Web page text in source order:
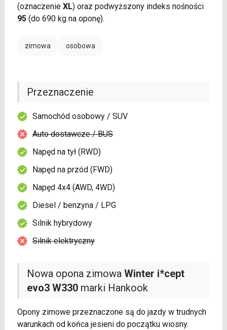
(oznaczenie XL) oraz podwyższony indeks nośności
95(do 690 kg na oponę).
zimowa osobowa
Nowa opona zimowa Winter i*cept
evo3 W330marki Hankook
Opony zimowe przeznaczone są do jazdy w trudnych
warunkach od końca jesieni do początku wiosny.
Przeznaczenie
Samochód osobowy / SUV
Auto dostawcze / BUS
Napęd na tył (RWD)
Napęd na przód (FWD)
Napęd 4x4 (AWD, 4WD)
Diesel / benzyna / LPG
Silnik hybrydowy
Silnik elektryczny